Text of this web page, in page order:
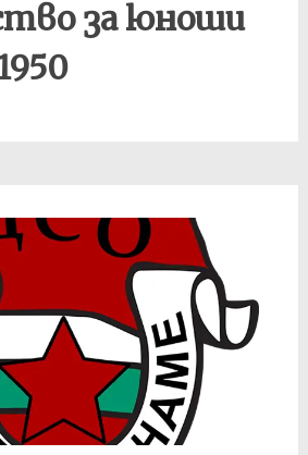
за юноши